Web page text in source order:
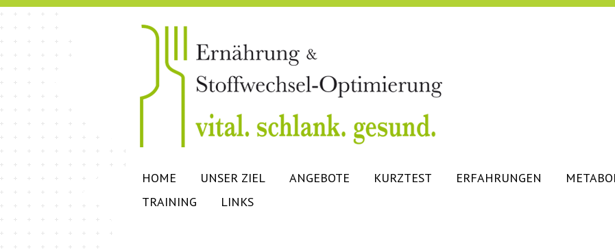
HOME UNSER ZIEL ANGEBOTE KURZTEST ERFAHRUNGEN
TRAINING
LINKS